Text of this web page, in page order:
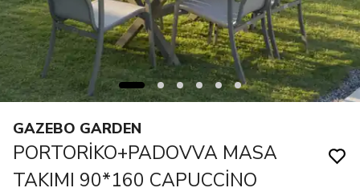
GAZEBO GARDEN
PORTORİKO+PADOVVA MASA
TAKIMI 90*160 CAPUCCİNO